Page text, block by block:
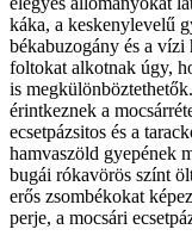
káka, a keskenylevelű
békabuzogány és a vízi
foltokat alkotnak úgy,
is
érintkeznek a
ecsetpázsitos és a
hamvaszöld gyepének
bugái rókavörös színt
erős zsombékokat
perje, a mocsári